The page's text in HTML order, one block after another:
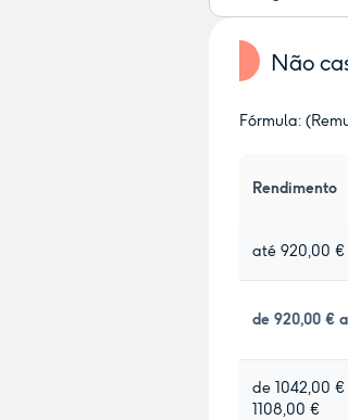
Não
Fórmula:
Rendimento
até 920,00 €
de 920,00 €
de 1042,00
1108,00 €